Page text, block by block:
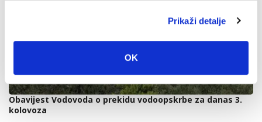
Prikaži detalje
OK
Obavijest Vodovoda o prekidu vodoopskrbe za danas 3.
kolovoza